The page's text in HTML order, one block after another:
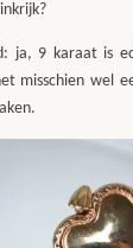
ja, 9 karaat is
misschien wel